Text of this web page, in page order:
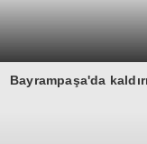
Bayrampaşa'da